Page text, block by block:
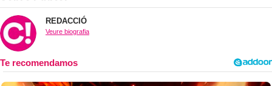
REDACCIÓ
Veure biografia